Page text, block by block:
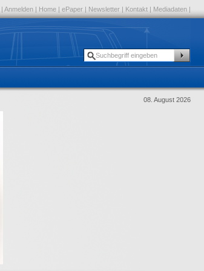
| Anmelden | Home | ePaper | Newsletter | Kontakt | Mediadaten |
08. August 2026